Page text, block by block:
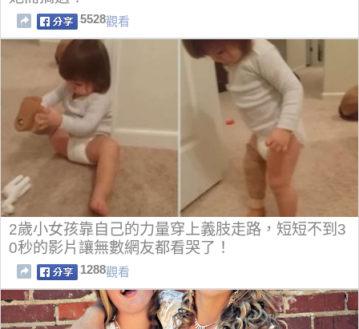
5528觀看
2歲小女孩靠自己的力量穿上義肢走路，短短不到3
0秒的影片讓無數網友都看哭了！
1288觀看